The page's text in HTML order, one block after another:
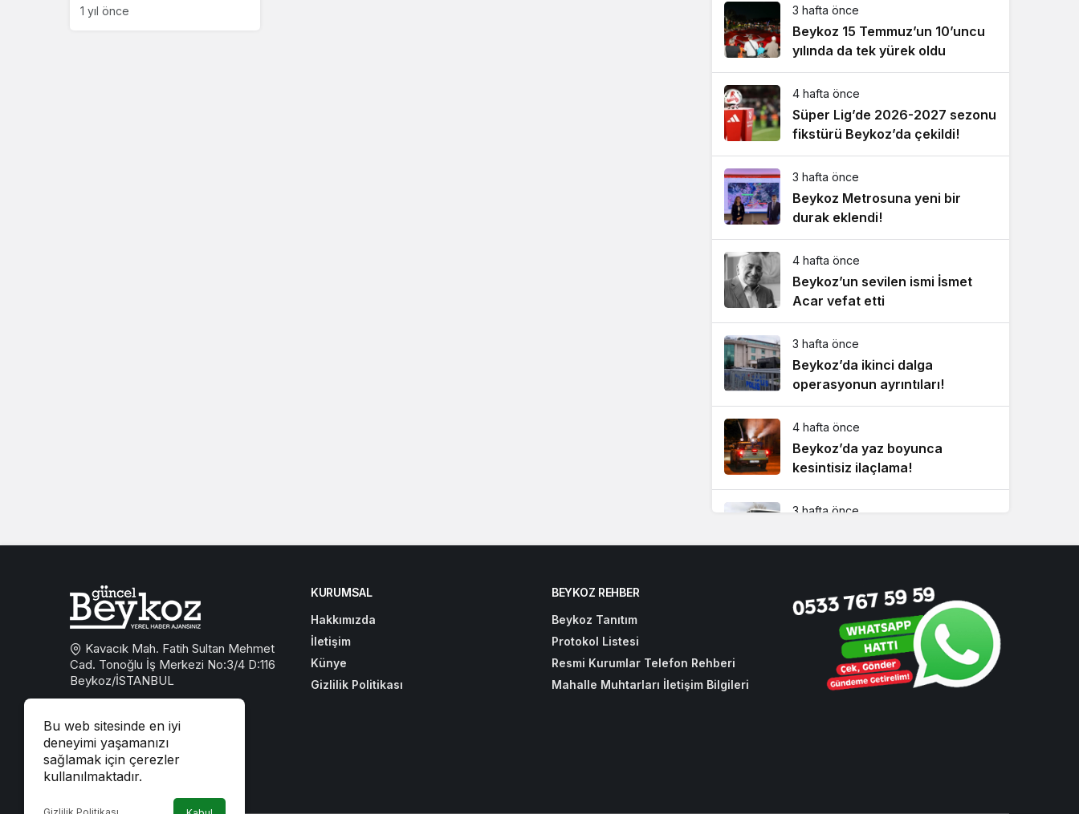
Burdur AFAD’da
1 yıl önce 3 hafta önce
Beykoz 15 Temmuz’un 10’uncu
yılında da tek yürek oldu
4 hafta önce
Süper Lig’de 2026-2027 sezonu
fikstürü Beykoz’da çekildi!
3 hafta önce
Beykoz Metrosuna yeni bir
durak eklendi!
4 hafta önce
Beykoz’un sevilen ismi İsmet
Acar vefat etti
3 hafta önce
Beykoz’da ikinci dalga
operasyonun ayrıntıları!
4 hafta önce
Beykoz’da yaz boyunca
kesintisiz ilaçlama!
3 hafta önce
4 hafta önce
Beykoz’da bulduğu altın dolu
keseyi sahibine teslim etti!
Bu web sitesinde en iyi
deneyimi yaşamanızı
sağlamak için çerezler
kullanılmaktadır.
Kavacık Mah. Fatih Sultan Mehmet
Cad. Tonoğlu İş Merkezi No:3/4 D:116
Beykoz/İSTANBUL
beykozguncel@gmail.com
iletisim@beykozguncel.com
KURUMSAL
Hakkımızda
İletişim
Künye
Gizlilik Politikası
BEYKOZ REHBER
Beykoz Tanıtım
Protokol Listesi
Resmi Kurumlar Telefon Rehberi
Mahalle Muhtarları İletişim Bilgileri